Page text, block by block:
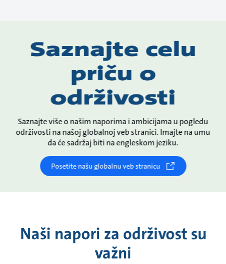
Saznajte celu
priču o
održivosti
Saznajte više o našim naporima i ambicijama u pogledu
održivosti na našoj globalnoj veb stranici. Imajte na umu
da će sadržaj biti na engleskom jeziku.
Posetite našu globalnu veb stranicu
Naši napori za održivost su
važni